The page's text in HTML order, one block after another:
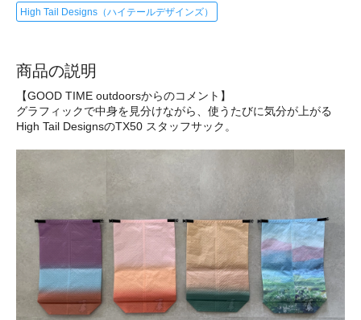
High Tail Designs（ハイテールデザインズ）
商品の説明
【GOOD TIME outdoorsからのコメント】
グラフィックで中身を見分けながら、使うたびに気分が上がる
High Tail DesignsのTX50 スタッフサック。